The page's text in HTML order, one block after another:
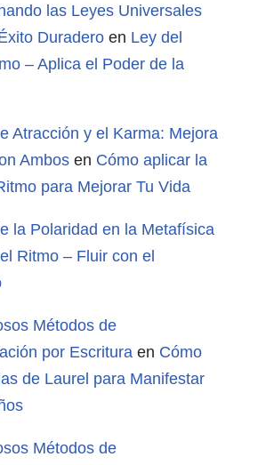
las Leyes Universales
Duradero en Ley del
– Aplica el Poder de la
Atracción y el Karma: Mejora
Ambos en Cómo aplicar la
para Mejorar Tu Vida
la Polaridad en la Metafísica
Ritmo – Fluir con el
Métodos de
por Escritura en Cómo
de Laurel para Manifestar
Métodos de